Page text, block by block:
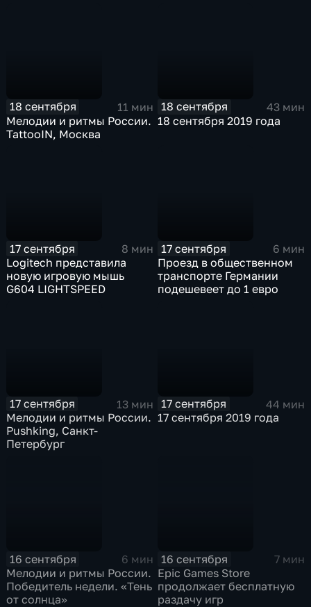
18 сентября
11 мин
Мелодии и ритмы России.
TattooIN, Москва
18 сентября
43 мин
18 сентября 2019 года
17 сентября
8 мин
Logitech представила
новую игровую мышь
G604 LIGHTSPEED
17 сентября
6 мин
Проезд в общественном
транспорте Германии
подешевеет до 1 евро
17 сентября
13 мин
Мелодии и ритмы России.
Pushking, Санкт-
Петербург
17 сентября
44 мин
17 сентября 2019 года
16 сентября
6 мин
Мелодии и ритмы России.
Победитель недели. «Тень
от солнца»
16 сентября
7 мин
Epic Games Store
продолжает бесплатную
раздачу игр